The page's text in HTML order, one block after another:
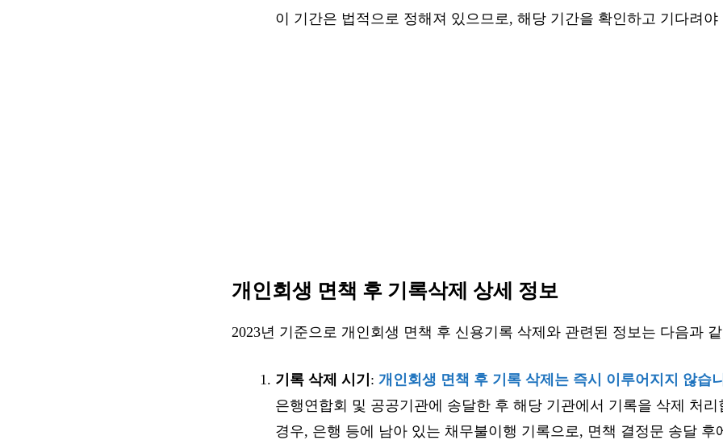
이 기간은 법적으로 정해져 있으므로, 해당 기간을 확인하고 기다려야
개인회생 면책 후 기록삭제 상세 정보
2023년 기준으로 개인회생 면책 후 신용기록 삭제와 관련된 정보는 다음과
기록 삭제 시기 : 개인회생 면책 후 기록 삭제는 즉시 이루어지지 않습
은행연합회 및 공공기관에 송달한 후 해당 기관에서 기록을 삭제 처리
경우, 은행 등에 남아 있는 채무불이행 기록으로, 면책 결정문 송달 후